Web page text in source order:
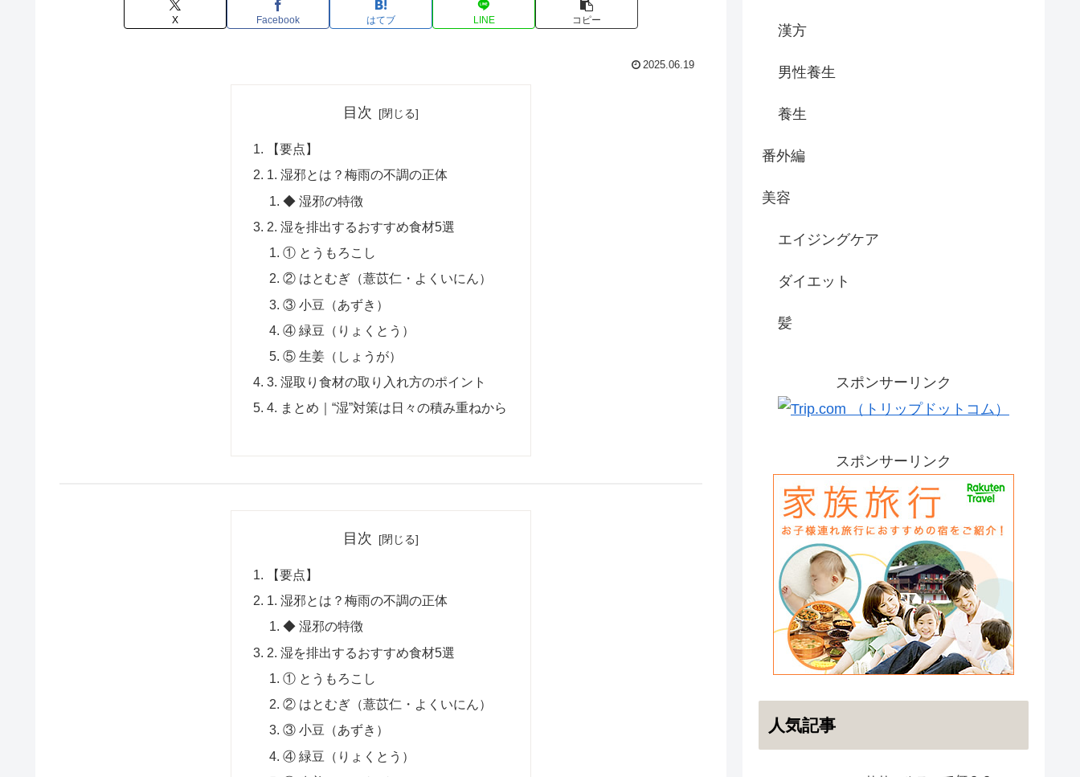
X Facebook はてブ LINE コピー
2025.06.19
目次
【要点】
1. 湿邪とは？梅雨の不調の正体
◆ 湿邪の特徴
2. 湿を排出するおすすめ食材5選
① とうもろこし
② はとむぎ（薏苡仁・よくいにん）
③ 小豆（あずき）
④ 緑豆（りょくとう）
⑤ 生姜（しょうが）
3. 湿取り食材の取り入れ方のポイント
4. まとめ｜“湿”対策は日々の積み重ねから
目次
【要点】
1. 湿邪とは？梅雨の不調の正体
◆ 湿邪の特徴
2. 湿を排出するおすすめ食材5選
① とうもろこし
② はとむぎ（薏苡仁・よくいにん）
③ 小豆（あずき）
④ 緑豆（りょくとう）
漢方
男性養生
養生
番外編
美容
エイジングケア
ダイエット
髪
スポンサーリンク
スポンサーリンク
人気記事